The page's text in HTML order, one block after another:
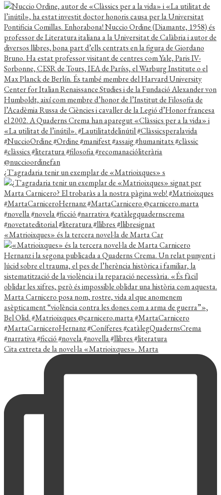
¿T'agradaria tenir un exemplar de «Matrioixques» s
«Matrioixques» és la tercera novel·la de Marta Car
Cita extreta de la novel·la «Matrioixques». Marta